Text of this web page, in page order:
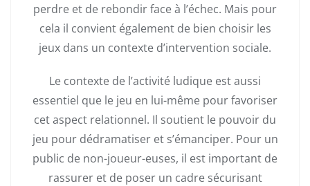
perdre et de rebondir face à l’échec. Mais pour
cela il convient également de bien choisir les
jeux dans un contexte d’intervention sociale.
Le contexte de l’activité ludique est aussi
essentiel que le jeu en lui-même pour favoriser
cet aspect relationnel. Il soutient le pouvoir du
jeu pour dédramatiser et s’émanciper. Pour un
public de non-joueur-euses, il est important de
rassurer et de poser un cadre sécurisant